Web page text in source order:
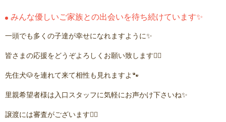
みんな優しいご家族との出会いを待ち続けています✨
一頭でも多くの子達が幸せになれますように✨
皆さまの応援をどうぞよろしくお願い致します🙇‍♂️
先住犬🐶を連れて来て相性も見れますよ🐾
里親希望者様は入口スタッフに気軽にお声かけ下さいね✨
譲渡には審査がございます🙇‍♂️